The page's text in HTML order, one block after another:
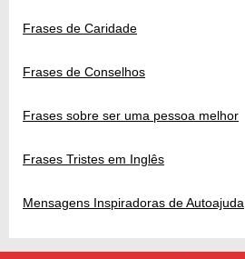
Frases de Caridade
Frases de Conselhos
Frases sobre ser uma pessoa melhor
Frases Tristes em Inglês
Mensagens Inspiradoras de Autoajuda